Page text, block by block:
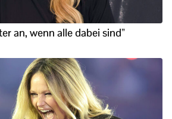
an, wenn alle dabei sind”